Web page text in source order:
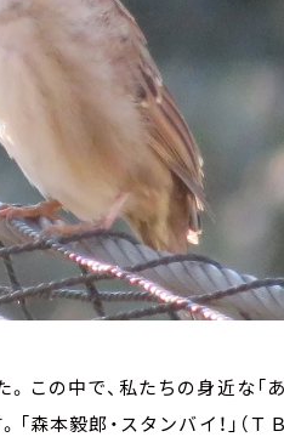
この中で、私たちの身近な「
森本毅郎・スタンバイ！」（Ｔ